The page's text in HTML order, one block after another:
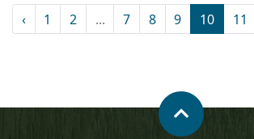
‹ 1 2 ... 7 8 9 10 11